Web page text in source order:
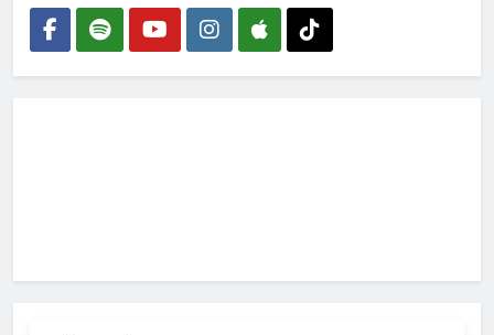
Lehet-e rendszerkritika nélkül zöldnek lenni?
2026-07-27
2026-07-15